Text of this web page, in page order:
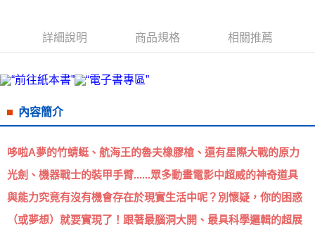
免運費
每筆NT$200，滿NT$99,999(含以上)免運費
海外叢書運費 查看運費
雜誌海外運費 查看運費
數位商品海外免運 查看運費
詳細說明 商品規格 相關推薦
內容簡介
哆啦A夢的竹蜻蜓、航海王的魯夫橡膠槍、還有星際大戰的原力
光劍、機器戰士的裝甲手臂......眾多動畫電影中超威的神奇道具
與能力究竟有沒有機會存在於現實生活中呢？別懷疑，你的困惑
（或夢想）就要實現了！跟著最腦洞大開、最具科學邏輯的超展